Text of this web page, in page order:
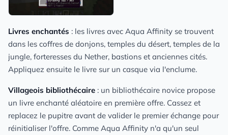
Livres enchantés : les livres avec Aqua Affinity se trouvent
dans les coffres de donjons, temples du désert, temples de la
jungle, forteresses du Nether, bastions et anciennes cités.
Appliquez ensuite le livre sur un casque via l'enclume.
Villageois bibliothécaire : un bibliothécaire novice propose
un livre enchanté aléatoire en première offre. Cassez et
replacez le pupitre avant de valider le premier échange pour
réinitialiser l'offre. Comme Aqua Affinity n'a qu'un seul